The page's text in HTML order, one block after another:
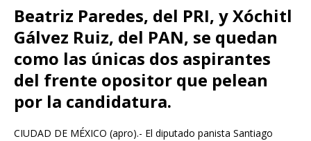
Beatriz Paredes, del PRI, y Xóchitl
Gálvez Ruiz, del PAN, se quedan
como las únicas dos aspirantes
del frente opositor que pelean
por la candidatura.
CIUDAD DE MÉXICO (apro).- El diputado panista Santiago